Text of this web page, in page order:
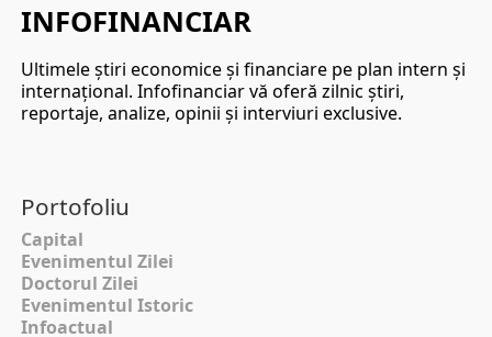
INFOFINANCIAR
Ultimele ştiri economice şi financiare pe plan intern şi
internaţional. Infofinanciar vă oferă zilnic ştiri,
reportaje, analize, opinii şi interviuri exclusive.
Portofoliu
Capital
Evenimentul Zilei
Doctorul Zilei
Evenimentul Istoric
Infoactual